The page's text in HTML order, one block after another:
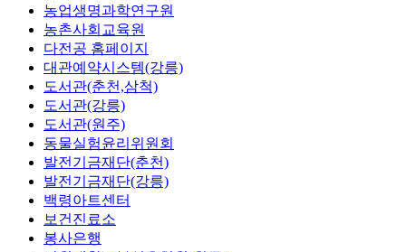
농업생명과학연구원
농촌사회교육원
다전공 홈페이지
대관예약시스템(강릉)
도서관(춘천,삼척)
도서관(강릉)
도서관(원주)
동물실험윤리위원회
발전기금재단(춘천)
발전기금재단(강릉)
백령아트센터
보건진료소
봉사은행